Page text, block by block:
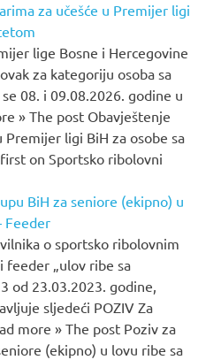
za učešće u Premijer ligi
lige Bosne i Hercegovine
za kategoriju osoba sa
08. i 09.08.2026. godine u
» The post Obavještenje
Premijer ligi BiH za osobe sa
on Sportsko ribolovni
BiH za seniore (ekipno) u
Feeder
o sportsko ribolovnim
feeder „ulov ribe sa
od 23.03.2023. godine,
sljedeći POZIV Za
more » The post Poziv za
(ekipno) u lovu ribe sa